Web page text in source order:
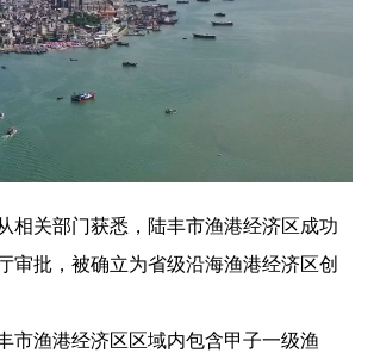
关部门获悉，陆丰市渔港经济区成功
审批，被确立为省级沿海渔港经济区创
渔港经济区区域内包含甲子一级渔